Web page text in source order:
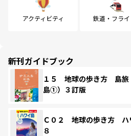
アクティビティ 鉄道・フライ
新刊ガイドブック
１５ 地球の歩き方 島
島①）３訂版
Ｃ０２ 地球の歩き方 ハ
８